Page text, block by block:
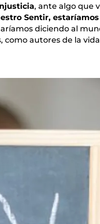
, ante algo que
Sentir,
diciendo al
autores de la